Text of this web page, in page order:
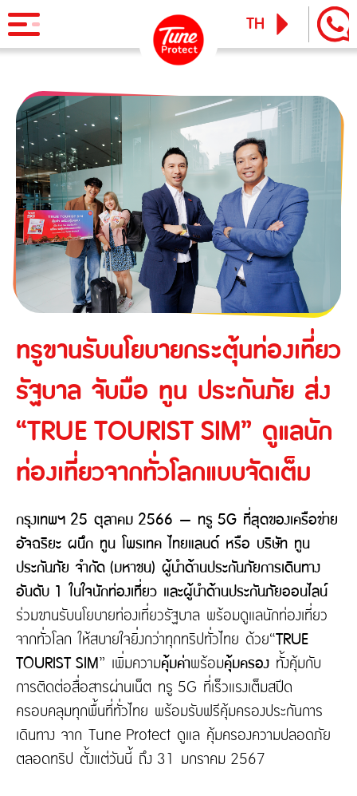
ผลิตภัณฑ์
ประกันภัยสำหรับบุคคล
ประกันภัยการเดินทาง
ทูน ไอพาส
ทูน ทราเวล ประกันเดินทางต่างประเทศ
ประกันภัยสำหรับธุรกิจ
ประกันความเสี่ยงภัยทุกชนิดสำหรับงานรับเหมาก่อสร้าง/ติดตั้ง
เครื่องจักร
ประกันภัยความเสี่ยงภัยทุกชนิดของเครื่องจักรที่ใช้ในงาน
ประกันความเสี่ยงภัยทุกชนิดของอุตสาหกรรม
ความรับผิดต่อบุคคลภายนอก
ประกันภัยธุรกิจหยุดชะงัก
ประกันภัยทางทะเล และขนส่ง
ประกันอัคคีภัย
ข่าวสารและกิจกรรม
บริการ
Tune Care
Tune Connect
Lounge Pass
เรียกร้องสินไหม
บทความแนะนำ
ติดต่อเรา
เกี่ยวกับ Tune Protect
เกี่ยวกับ Tune Protect
การกำกับดูแลกิจการ
รายงานประจำปี
ข้อมูลสำคัญทางการเงิน
TH
ทรูขานรับนโยบายกระตุ้นท่องเที่ยว
รัฐบาล จับมือ ทูน ประกันภัย ส่ง
“TRUE TOURIST SIM” ดูแลนัก
ท่องเที่ยวจากทั่วโลกแบบจัดเต็ม
กรุงเทพฯ 25 ตุลาคม 2566 – ทรู 5G ที่สุดของเครือข่าย
อัจฉริยะ ผนึก ทูน โพรเทค ไทยแลนด์ หรือ บริษัท ทูน
ประกันภัย จำกัด (มหาชน) ผู้นำด้านประกันภัยการเดินทาง
อันดับ 1 ในใจนักท่องเที่ยว และผู้นำด้านประกันภัยออนไลน์
ร่วมขานรับนโยบายท่องเที่ยวรัฐบาล พร้อมดูแลนักท่องเที่ยว
จากทั่วโลก ให้สบายใจยิ่งกว่าทุกทริปทั่วไทย ด้วย“TRUE
TOURIST SIM” เพิ่มความคุ้มค่าพร้อมคุ้มครอง ทั้งคุ้มกับ
การติดต่อสื่อสารผ่านเน็ต ทรู 5G ที่เร็วแรงเต็มสปีด
ครอบคลุมทุกพื้นที่ทั่วไทย พร้อมรับฟรีคุ้มครองประกันการ
เดินทาง จาก Tune Protect ดูแล คุ้มครองความปลอดภัย
ตลอดทริป ตั้งแต่วันนี้ ถึง 31 มกราคม 2567